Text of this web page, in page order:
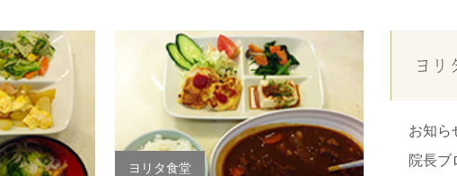
ヨリタ食堂
ヨリ
お知ら
院長ブ